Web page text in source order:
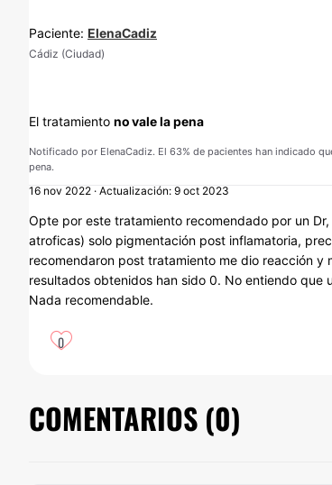
Paciente: ElenaCadiz
Cádiz (Ciudad)
El tratamiento no vale la pena
Notificado por ElenaCadiz. El 63% de pacientes han indicado
pena.
16 nov 2022 · Actualización: 9 oct 2023
Opte por este tratamiento recomendado por un
atroficas) solo pigmentación post inflamatoria,
recomendaron post tratamiento me dio reacción
resultados obtenidos han sido 0. No entiendo
Nada recomendable.
0
COMENTARIOS (0)